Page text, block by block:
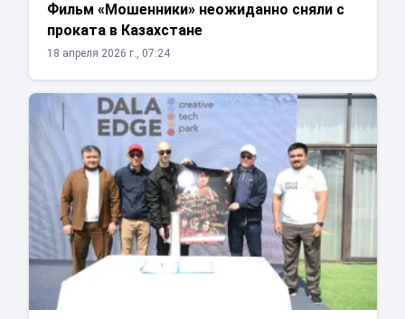
Фильм «Мошенники» неожиданно сняли с
проката в Казахстане
18 апреля 2026 г., 07:24